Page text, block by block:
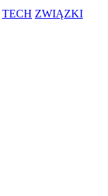
TECH ZWIĄZKI